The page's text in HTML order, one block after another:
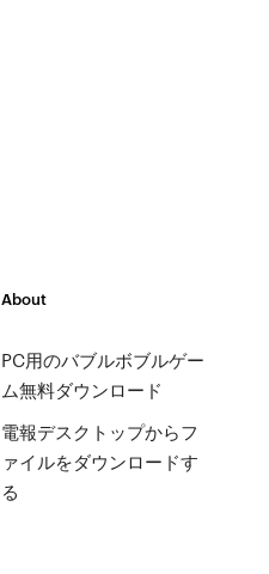
About
PC用のバブルボブルゲー
ム無料ダウンロード
電報デスクトップからフ
ァイルをダウンロードす
る